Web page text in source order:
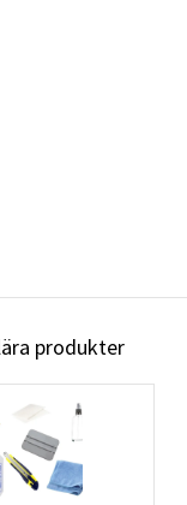
produkter